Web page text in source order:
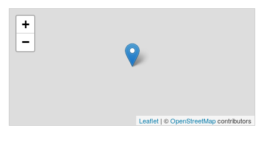
+
−
Leaflet | ©OpenStreetMapcontributors